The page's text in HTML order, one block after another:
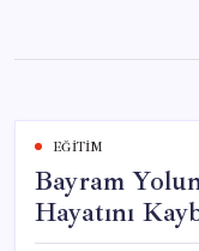
content
EĞITIM
Bayram
Hayatını